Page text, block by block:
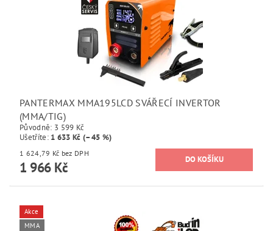
PANTERMAX MMA195LCD SVÁŘECÍ INVERTOR
(MMA/TIG)
Původně: 3 599 Kč
Ušetříte: 1 633 Kč (–45 %)
1 624,79 Kč bez DPH
1 966 Kč
Akce
MMA